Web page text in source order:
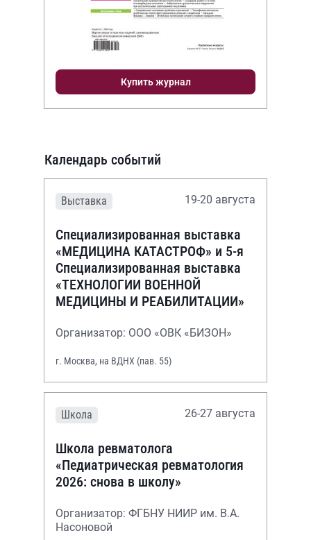
Купить журнал
Календарь событий
Выставка 19-20 августа
Специализированная выставка
«МЕДИЦИНА КАТАСТРОФ» и 5-я
Специализированная выставка
«ТЕХНОЛОГИИ ВОЕННОЙ
МЕДИЦИНЫ И РЕАБИЛИТАЦИИ»
Организатор: ООО «ОВК «БИЗОН»
г. Москва, на ВДНХ (пав. 55)
Школа 26-27 августа
Школа ревматолога
«Педиатрическая ревматология
2026: снова в школу»
Организатор: ФГБНУ НИИР им. В.А.
Насоновой